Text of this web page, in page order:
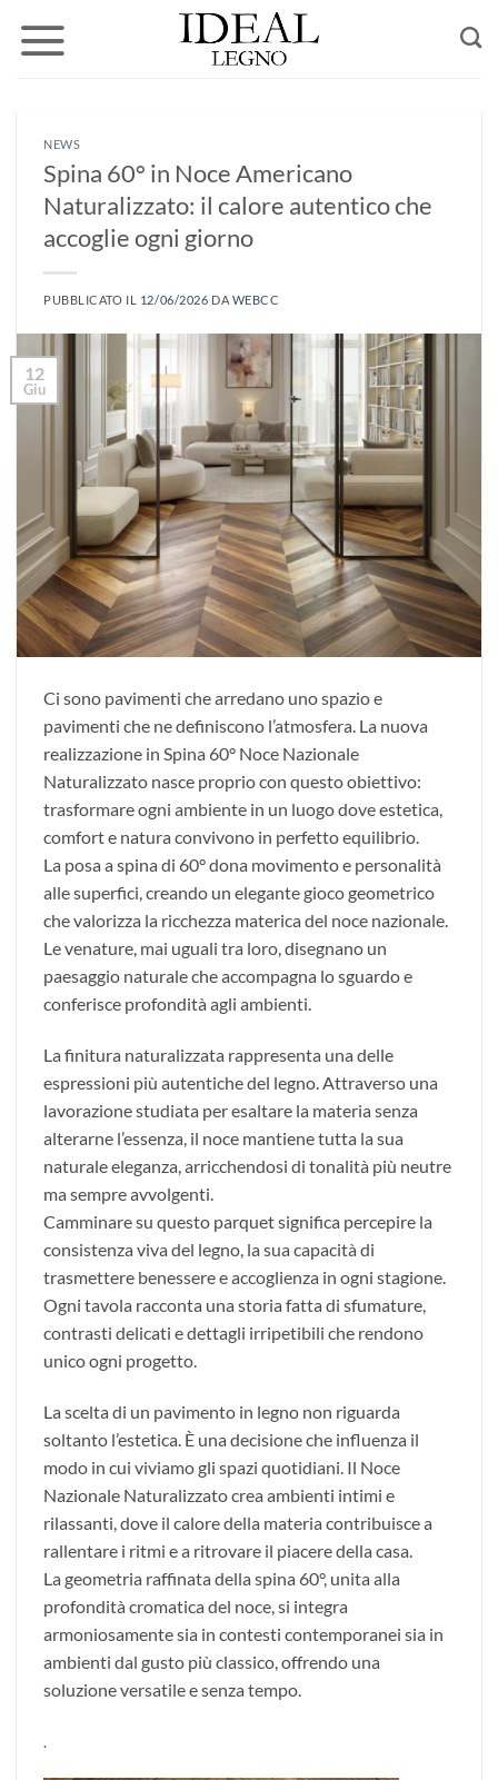
NEWS
Spina 60° in Noce Americano
Naturalizzato: il calore autentico che
accoglie ogni giorno
PUBBLICATO IL 12/06/2026 DA WEBCC
12
Giu
Ci sono pavimenti che arredano uno spazio e
pavimenti che ne definiscono l’atmosfera. La nuova
realizzazione in Spina 60° Noce Nazionale
Naturalizzato nasce proprio con questo obiettivo:
trasformare ogni ambiente in un luogo dove estetica,
comfort e natura convivono in perfetto equilibrio.
La posa a spina di 60° dona movimento e personalità
alle superfici, creando un elegante gioco geometrico
che valorizza la ricchezza materica del noce nazionale.
Le venature, mai uguali tra loro, disegnano un
paesaggio naturale che accompagna lo sguardo e
conferisce profondità agli ambienti.
La finitura naturalizzata rappresenta una delle
espressioni più autentiche del legno. Attraverso una
lavorazione studiata per esaltare la materia senza
alterarne l’essenza, il noce mantiene tutta la sua
naturale eleganza, arricchendosi di tonalità più neutre
ma sempre avvolgenti.
Camminare su questo parquet significa percepire la
consistenza viva del legno, la sua capacità di
trasmettere benessere e accoglienza in ogni stagione.
Ogni tavola racconta una storia fatta di sfumature,
contrasti delicati e dettagli irripetibili che rendono
unico ogni progetto.
La scelta di un pavimento in legno non riguarda
soltanto l’estetica. È una decisione che influenza il
modo in cui viviamo gli spazi quotidiani. Il Noce
Nazionale Naturalizzato crea ambienti intimi e
rilassanti, dove il calore della materia contribuisce a
rallentare i ritmi e a ritrovare il piacere della casa.
La geometria raffinata della spina 60°, unita alla
profondità cromatica del noce, si integra
armoniosamente sia in contesti contemporanei sia in
ambienti dal gusto più classico, offrendo una
soluzione versatile e senza tempo.
.